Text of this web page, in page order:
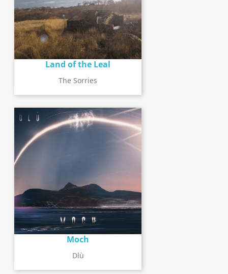
Land of the Leal
The Sorries
Moch
Dlù